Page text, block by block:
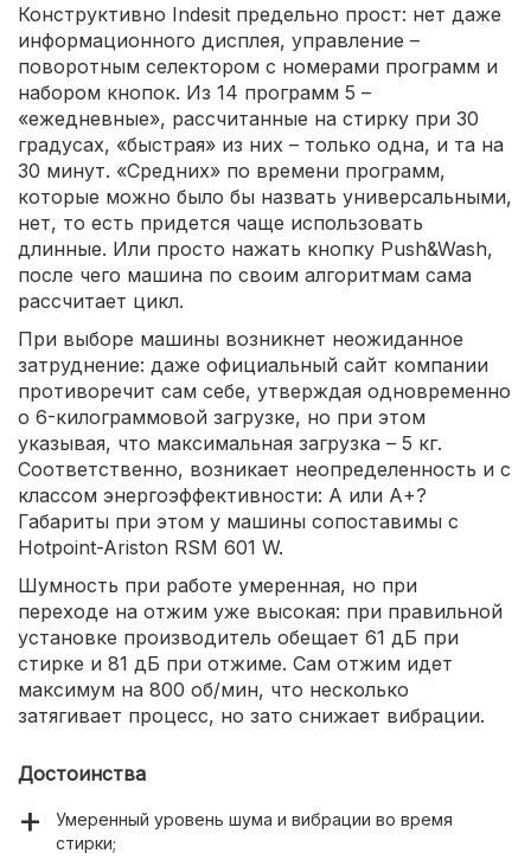
Конструктивно Indesit предельно прост: нет даже
информационного дисплея, управление –
поворотным селектором с номерами программ и
набором кнопок. Из 14 программ 5 –
«ежедневные», рассчитанные на стирку при 30
градусах, «быстрая» из них – только одна, и та на
30 минут. «Средних» по времени программ,
которые можно было бы назвать универсальными,
нет, то есть придется чаще использовать
длинные. Или просто нажать кнопку Push&Wash,
после чего машина по своим алгоритмам сама
рассчитает цикл.
При выборе машины возникнет неожиданное
затруднение: даже официальный сайт компании
противоречит сам себе, утверждая одновременно
о 6-килограммовой загрузке, но при этом
указывая, что максимальная загрузка – 5 кг.
Соответственно, возникает неопределенность и с
классом энергоэффективности: А или А+?
Габариты при этом у машины сопоставимы с
Hotpoint-Ariston RSM 601 W.
Шумность при работе умеренная, но при
переходе на отжим уже высокая: при правильной
установке производитель обещает 61 дБ при
стирке и 81 дБ при отжиме. Сам отжим идет
максимум на 800 об/мин, что несколько
затягивает процесс, но зато снижает вибрации.
Достоинства
Умеренный уровень шума и вибрации во время
стирки;